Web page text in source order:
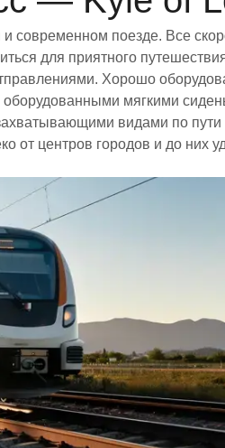
современном поезде. Все
для приятного
Хорошо
мягкими
видами по
от центров городов и до них